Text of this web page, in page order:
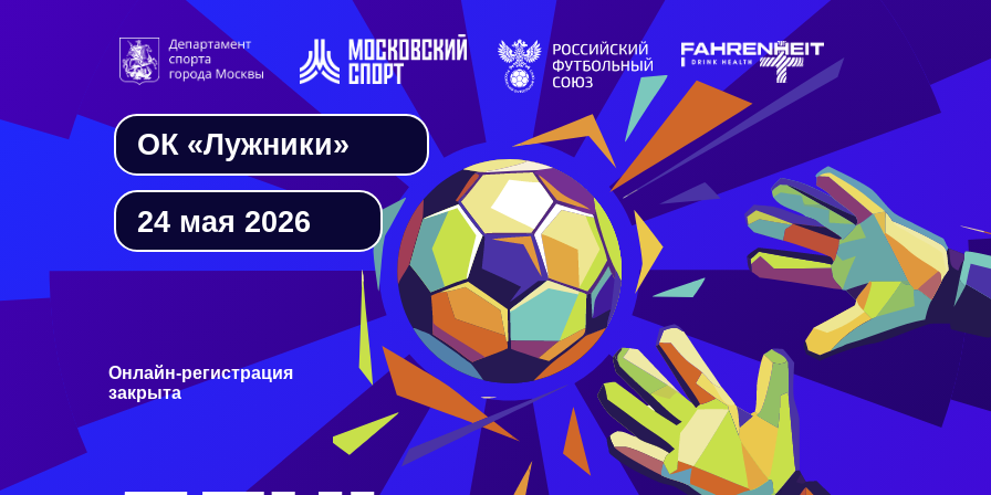
24 мая 2026
ОК «Лужники»
Онлайн-регистрация
закрыта